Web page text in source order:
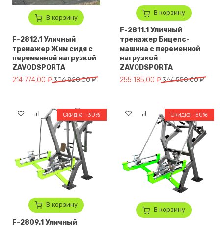
В корзину
F-2812.1 Уличный
тренажер Жим сидя с
переменной нагрузкой
ZAVODSPORTA
306 820,00₽
Первоначальная цена составляла 306 820,00 ₽.
214 774,00 ₽
Текущая цена: 214 774,00 ₽.
В корзину
F-2811.1 Уличный
тренажер Бицепс-
машина с переменной
нагрузкой
ZAVODSPORTA
364 550,00₽
Первоначальная цена
255 185,00 ₽
Текущая цена: 255 185,00 ₽.
В корзину
Скидка -30%
F-2809.1 Уличный
В корзину
Скидка -30%